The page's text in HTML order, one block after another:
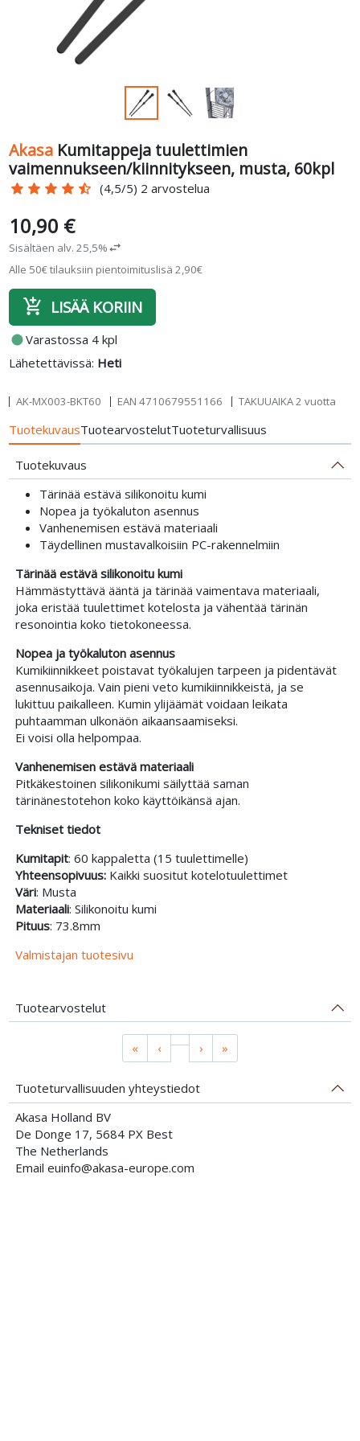
Akasa Kumitappeja tuulettimien
vaimennukseen/kiinnitykseen, musta, 60kpl
star star star star star_half (4,5/5) 2 arvostelua
10,90 €
Sisältäen alv. 25,5%swap_horiz
Alle 50€ tilauksiin pientoimituslisä 2,90€
add_shopping_cart LISÄÄ KORIIN
fiber_manual_recordVarastossa 4 kpl
Lähetettävissä: Heti
AK-MX003-BKT60 EAN 4710679551166 TAKUUAIKA 2 vuotta
TuotekuvausTuotearvostelutTuoteturvallisuus
Tuotekuvaus
Tärinää estävä silikonoitu kumi
Nopea ja työkaluton asennus
Vanhenemisen estävä materiaali
Täydellinen mustavalkoisiin PC-rakennelmiin
Tärinää estävä silikonoitu kumi
Hämmästyttävä ääntä ja tärinää vaimentava materiaali,
joka eristää tuulettimet kotelosta ja vähentää tärinän
resonointia koko tietokoneessa.
Nopea ja työkaluton asennus
Kumikiinnikkeet poistavat työkalujen tarpeen ja pidentävät
asennusaikoja. Vain pieni veto kumikiinnikkeistä, ja se
lukittuu paikalleen. Kumin ylijäämät voidaan leikata
puhtaamman ulkonäön aikaansaamiseksi.
Ei voisi olla helpompaa.
Vanhenemisen estävä materiaali
Pitkäkestoinen silikonikumi säilyttää saman
tärinänestotehon koko käyttöikänsä ajan.
Tekniset tiedot
Kumitapit: 60 kappaletta (15 tuulettimelle)
Yhteensopivuus:Kaikki suositut kotelotuulettimet
Väri: Musta
Materiaali: Silikonoitu kumi
Pituus: 73.8mm
Valmistajan tuotesivu
Tuotearvostelut
« ‹ › »
Tuoteturvallisuuden yhteystiedot
Akasa Holland BV
De Donge 17, 5684 PX Best
The Netherlands
Email euinfo@akasa-europe.com